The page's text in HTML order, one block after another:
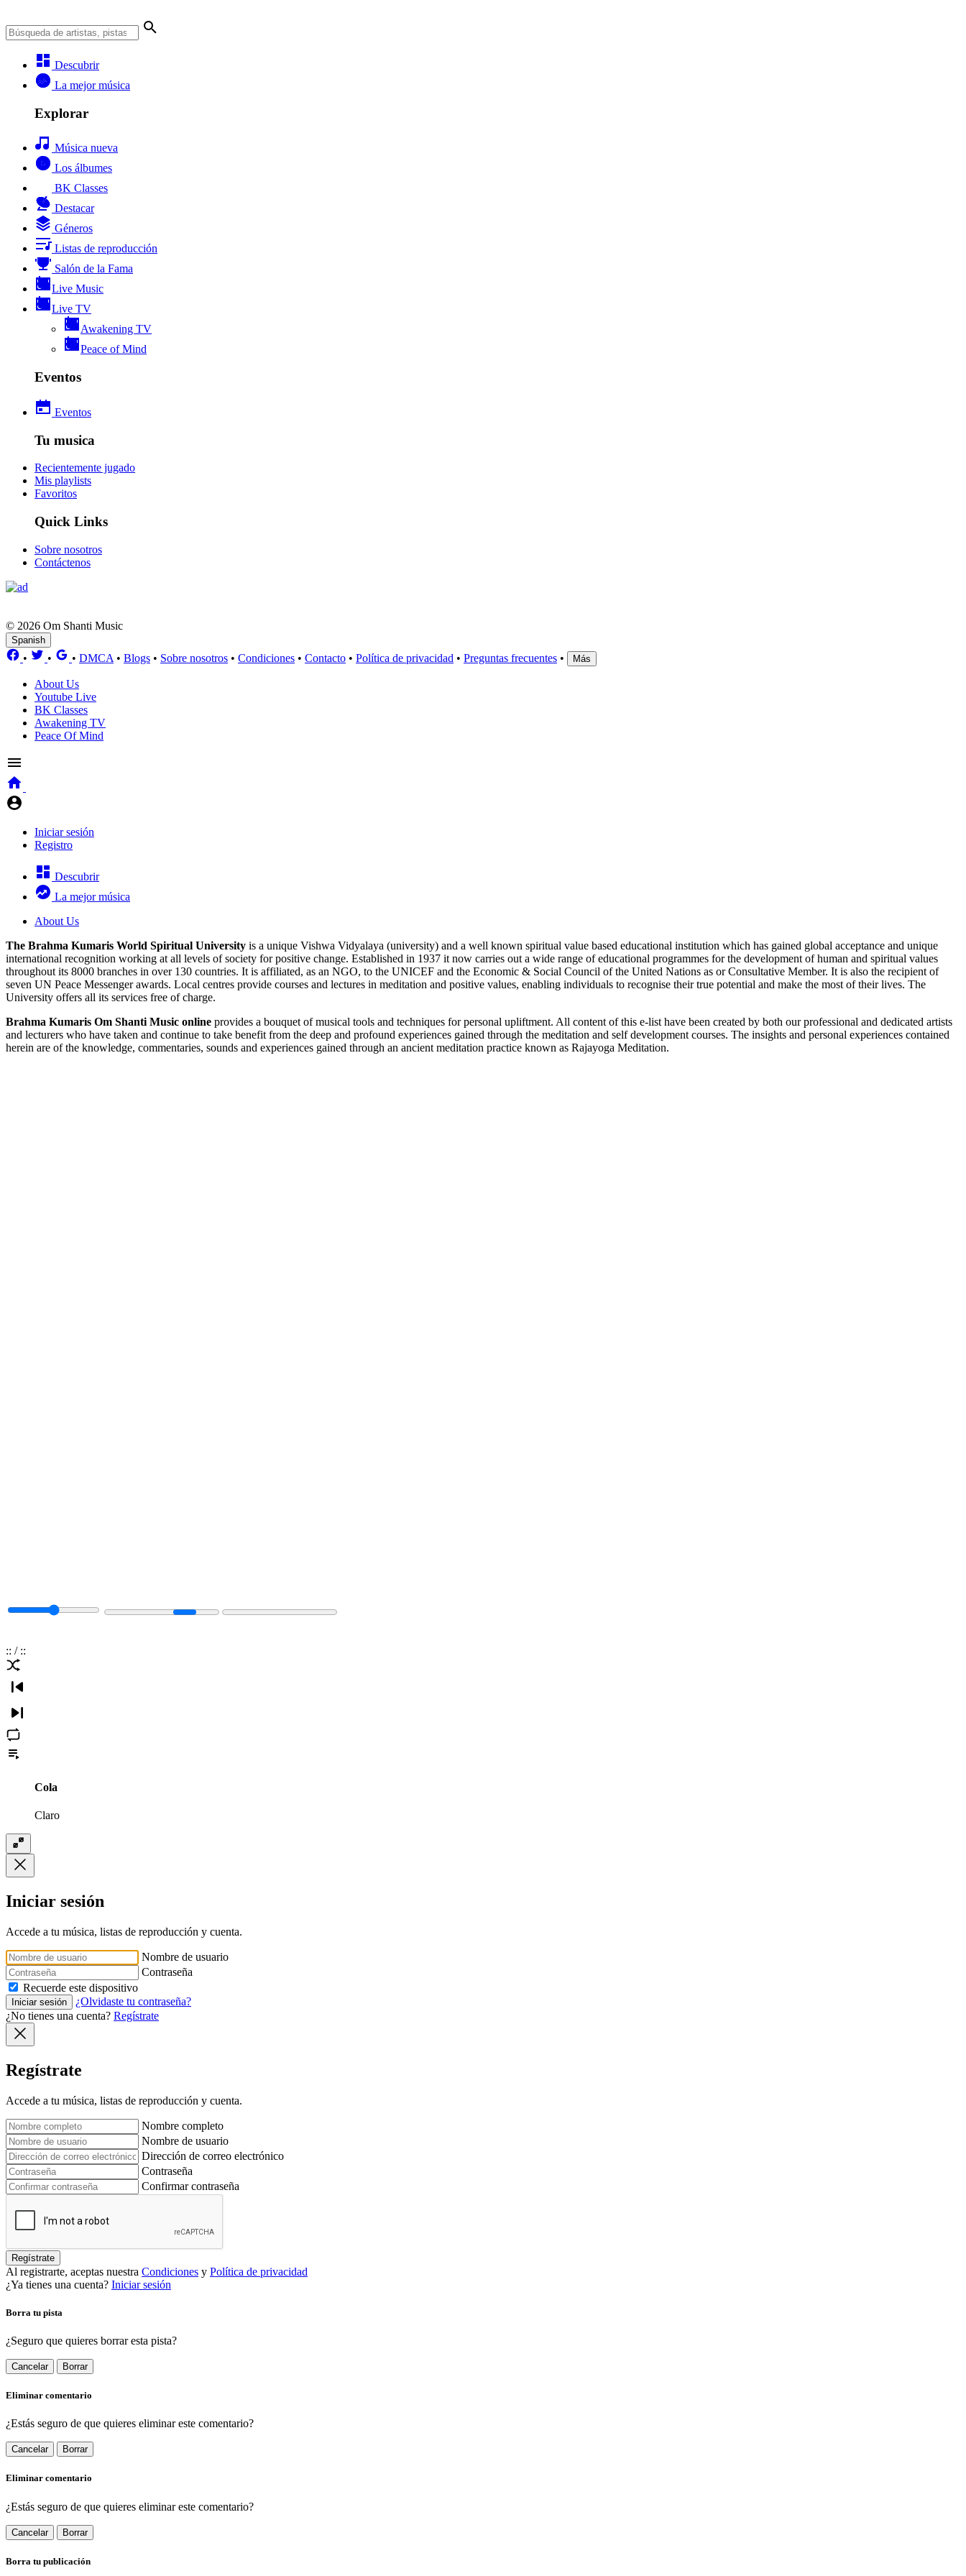
Descubrir
La mejor música
Explorar
Música nueva
Los álbumes
BK Classes
Destacar
Géneros
Listas de reproducción
Salón de la Fama
Live Music
Live TV
Awakening TV
Peace of Mind
Eventos
Eventos
Tu musica
Recientemente jugado
Mis playlists
Favoritos
Quick Links
Sobre nosotros
Contáctenos
© 2026 Om Shanti Music
Spanish
• • • DMCA • Blogs • Sobre nosotros • Condiciones • Contacto • Política de privacidad • Preguntas frecuentes • Más
About Us
Youtube Live
BK Classes
Awakening TV
Peace Of Mind
Iniciar sesión
Registro
Descubrir
La mejor música
About Us
The Brahma Kumaris World Spiritual University is a unique Vishwa Vidyalaya (university) and a well known spiritual value based educational institution which has gained global acceptance and unique
international recognition working at all levels of society for positive change. Established in 1937 it now carries out a wide range of educational programmes for the development of human and spiritual values
throughout its 8000 branches in over 130 countries. It is affiliated, as an NGO, to the UNICEF and the Economic & Social Council of the United Nations as or Consultative Member. It is also the recipient of
seven UN Peace Messenger awards. Local centres provide courses and lectures in meditation and positive values, enabling individuals to recognise their true potential and make the most of their lives. The
University offers all its services free of charge.
Brahma Kumaris Om Shanti Music online provides a bouquet of musical tools and techniques for personal upliftment. All content of this e-list have been created by both our professional and dedicated artists
and lecturers who have taken and continue to take benefit from the deep and profound experiences gained through the meditation and self development courses. The insights and personal experiences contained
herein are of the knowledge, commentaries, sounds and experiences gained through an ancient meditation practice known as Rajayoga Meditation.
:: / ::
Cola
Claro
Iniciar sesión
Accede a tu música, listas de reproducción y cuenta.
Nombre de usuario
Contraseña
Recuerde este dispositivo
Iniciar sesión
¿Olvidaste tu contraseña?
¿No tienes una cuenta? Regístrate
Regístrate
Accede a tu música, listas de reproducción y cuenta.
Nombre completo
Nombre de usuario
Dirección de correo electrónico
Contraseña
Confirmar contraseña
Regístrate
Al registrarte, aceptas nuestra Condiciones y Política de privacidad
¿Ya tienes una cuenta? Iniciar sesión
Borra tu pista
¿Seguro que quieres borrar esta pista?
Cancelar Borrar
Eliminar comentario
¿Estás seguro de que quieres eliminar este comentario?
Cancelar Borrar
Eliminar comentario
¿Estás seguro de que quieres eliminar este comentario?
Cancelar Borrar
Borra tu publicación